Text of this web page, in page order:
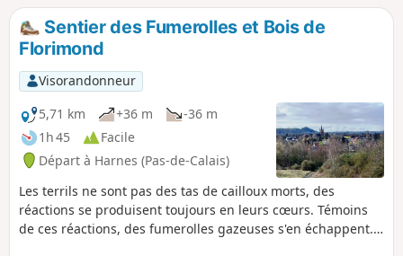
Sentier des Fumerolles et Bois de
Florimond
Visorandonneur
5,71 km
+36 m
-36 m
1h 45
Facile
Départ à Harnes (Pas-de-Calais)
Les terrils ne sont pas des tas de cailloux morts, des
réactions se produisent toujours en leurs cœurs. Témoins
de ces réactions, des fumerolles gazeuses s'en échappent.